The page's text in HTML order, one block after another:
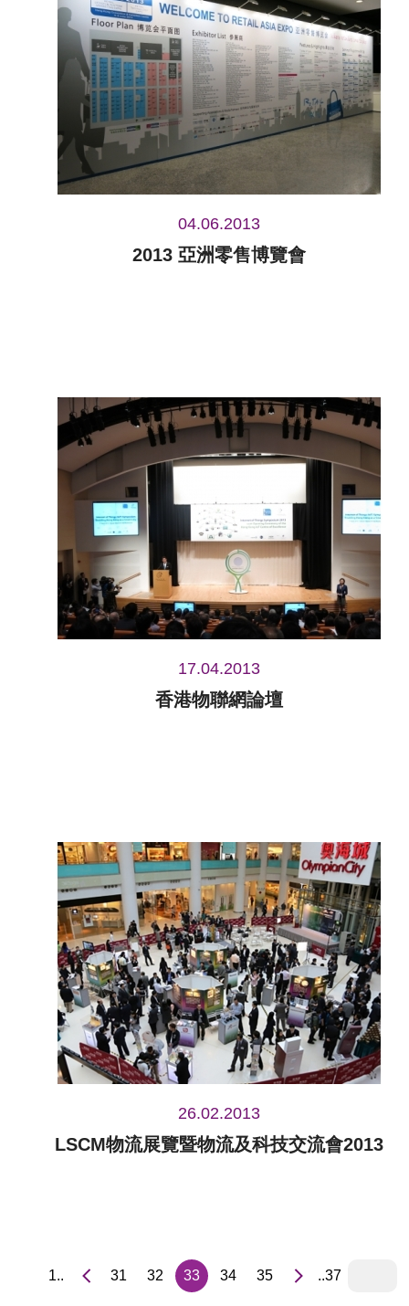
04.06.2013
2013 亞洲零售博覽會
17.04.2013
香港物聯網論壇
26.02.2013
LSCM物流展覽暨物流及科技交流會2013
1.. 31 32 33 34 35 ..37